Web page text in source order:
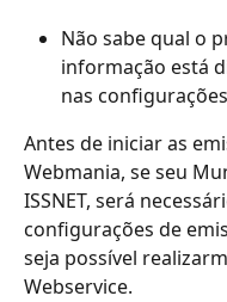
Não sabe qual o
informação está
nas
Antes de iniciar as
Webmania, se seu
ISSNET, será
configurações de
seja possível
Webservice.